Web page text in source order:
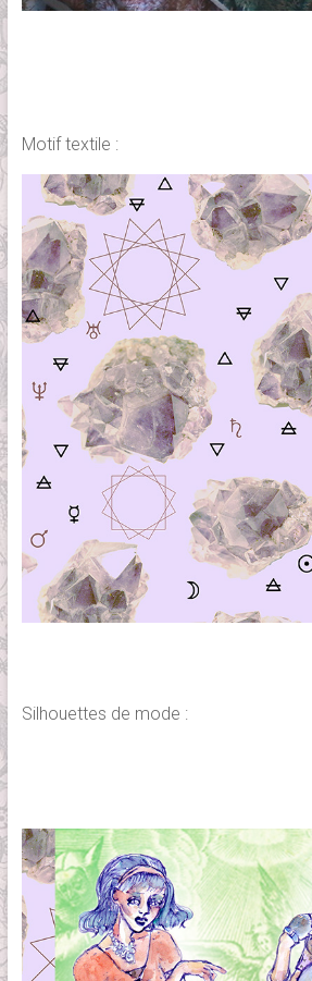
Motif textile :
Silhouettes de mode :